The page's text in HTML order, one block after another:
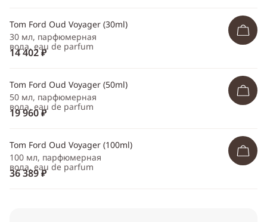
Tom Ford Oud Voyager (30ml)
30 мл, парфюмерная
вода, eau de parfum
14 402 ₽
Tom Ford Oud Voyager (50ml)
50 мл, парфюмерная
вода, eau de parfum
19 960 ₽
Tom Ford Oud Voyager (100ml)
100 мл, парфюмерная
вода, eau de parfum
36 389 ₽